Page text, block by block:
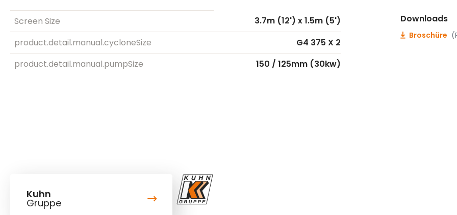
Screen Size
3.7m (12') x 1.5m (5')
product.detail.manual.cycloneSize
G4 375 X 2
product.detail.manual.pumpSize
150 / 125mm (30kw)
Downloads
Broschüre
Kuhn
Gruppe